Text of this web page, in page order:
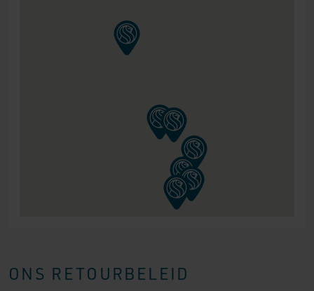
ONS RETOURBELEID